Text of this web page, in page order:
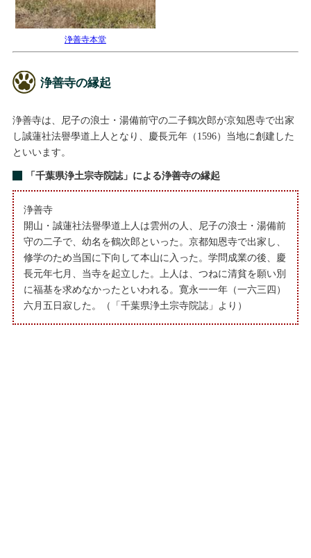
浄善寺本堂
浄善寺の縁起
浄善寺は、尼子の浪士・湯備前守の二子鶴次郎が京知恩寺で出家
し誠蓮社法譽學道上人となり、慶長元年（1596）当地に創建した
といいます。
「千葉県浄土宗寺院誌」による浄善寺の縁起
浄善寺
開山・誠蓮社法譽學道上人は雲州の人、尼子の浪士・湯備前
守の二子で、幼名を鶴次郎といった。京都知恩寺で出家し、
修学のため当国に下向して本山に入った。学問成業の後、慶
長元年七月、当寺を起立した。上人は、つねに清貧を願い別
に福基を求めなかったといわれる。寛永一一年（一六三四）
六月五日寂した。（「千葉県浄土宗寺院誌」より）